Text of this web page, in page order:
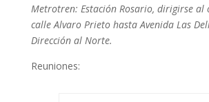
Metrotren: Estación Rosario, dirigirse al
calle Alvaro Prieto hasta Avenida Las
Dirección al Norte.
Reuniones: